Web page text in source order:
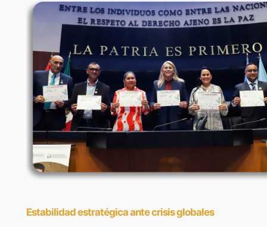
Estabilidad estratégica ante crisis globales